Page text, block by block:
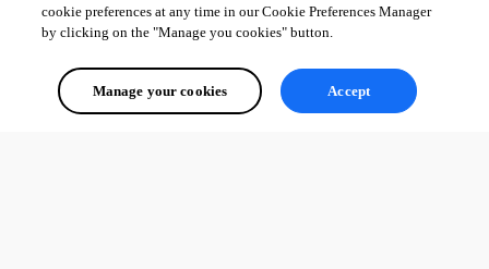
cookie preferences at any time in our Cookie Preferences Manager
by clicking on the "Manage you cookies" button.
Manage your cookies Accept